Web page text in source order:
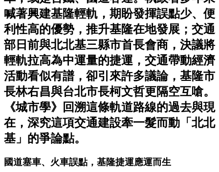
喊著興建基隆輕軌，期盼發揮誤點少、便
利性高的優勢，推升基隆在地發展；交通
部日前與北北基三縣市首長會商，決議將
輕軌拉高為中運量的捷運，交通帶動經濟
活動看似有譜，卻引來許多議論，基隆市
長林右昌與台北市長柯文哲更隔空互嗆。
《城市學》回溯這條軌道路線的過去與現
在，深究這項交通建設牽一髮而動「北北
基」的爭論點。
國道塞車、火車誤點，基隆捷運應運而生